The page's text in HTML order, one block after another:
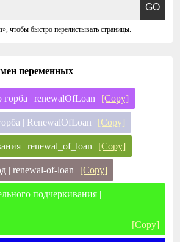
чтобы быстро перелистывать страницы.
переменных
горба | renewalOfLoan [Copy]
| RenewalOfLoan [Copy]
| renewal_of_loan [Copy]
| renewal-of-loan [Copy]
подчеркивания |
[Copy]